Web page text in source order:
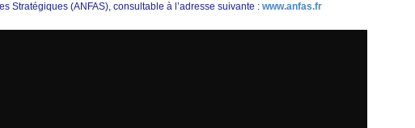
Stratégiques (ANFAS), consultable à l’adresse suivante : www.anfas.fr